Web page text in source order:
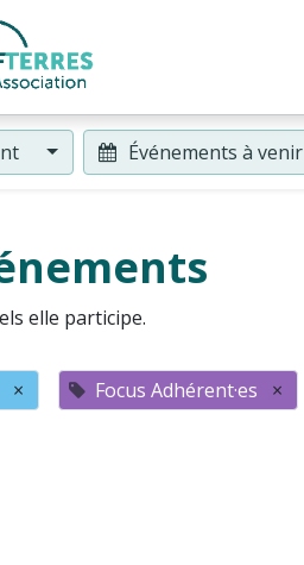
Événements à venir
elle participe.
× Focus Adhérent·es ×